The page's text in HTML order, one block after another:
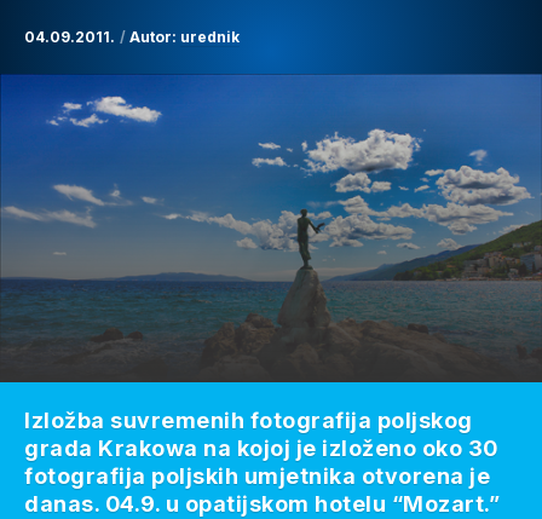
04.09.2011. Autor: urednik
Izložba suvremenih fotografija poljskog
grada Krakowa na kojoj je izloženo oko 30
fotografija poljskih umjetnika otvorena je
danas. 04.9. u opatijskom hotelu “Mozart.”